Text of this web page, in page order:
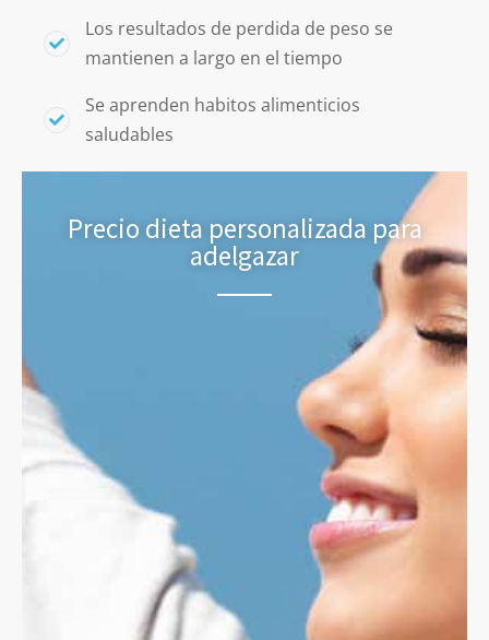
Los resultados de perdida de peso se
mantienen a largo en el tiempo
Se aprenden habitos alimenticios
saludables
Precio dieta personalizada para
adelgazar